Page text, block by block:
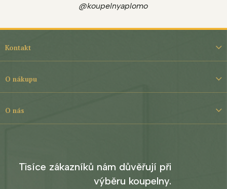
@koupelnyaplomo
Z
í
Kontakt
O nákupu
O nás
Tisíce zákazníků nám důvěřují při
výběru koupelny.